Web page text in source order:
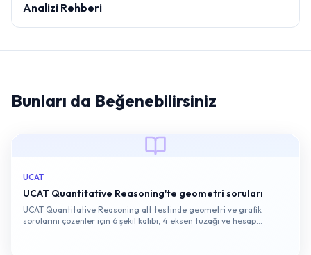
Analizi Rehberi
Bunları da Beğenebilirsiniz
UCAT
UCAT Quantitative Reasoning'te geometri soruları
UCAT Quantitative Reasoning alt testinde geometri ve grafik
sorularını çözenler için 6 şekil kalıbı, 4 eksen tuzağı ve hesap